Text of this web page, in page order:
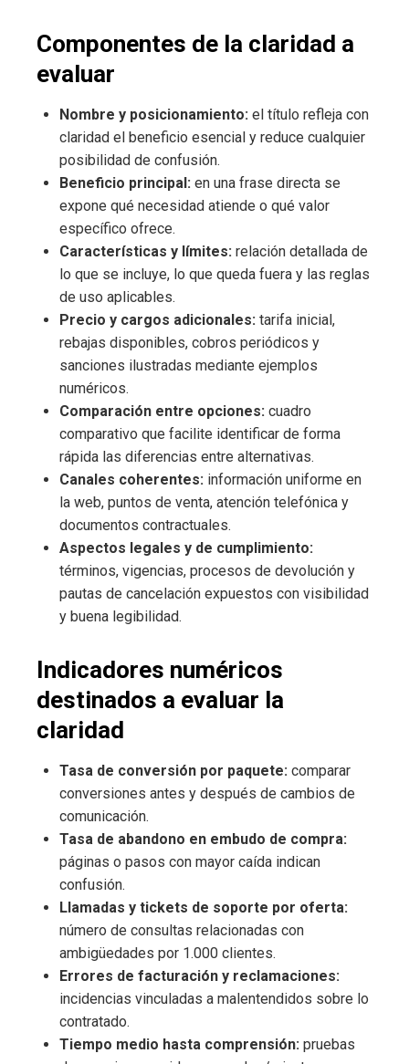
Componentes de la claridad a
evaluar
Nombre y posicionamiento: el título refleja con
claridad el beneficio esencial y reduce cualquier
posibilidad de confusión.
Beneficio principal: en una frase directa se
expone qué necesidad atiende o qué valor
específico ofrece.
Características y límites: relación detallada de
lo que se incluye, lo que queda fuera y las reglas
de uso aplicables.
Precio y cargos adicionales: tarifa inicial,
rebajas disponibles, cobros periódicos y
sanciones ilustradas mediante ejemplos
numéricos.
Comparación entre opciones: cuadro
comparativo que facilite identificar de forma
rápida las diferencias entre alternativas.
Canales coherentes: información uniforme en
la web, puntos de venta, atención telefónica y
documentos contractuales.
Aspectos legales y de cumplimiento:
términos, vigencias, procesos de devolución y
pautas de cancelación expuestos con visibilidad
y buena legibilidad.
Indicadores numéricos
destinados a evaluar la
claridad
Tasa de conversión por paquete: comparar
conversiones antes y después de cambios de
comunicación.
Tasa de abandono en embudo de compra:
páginas o pasos con mayor caída indican
confusión.
Llamadas y tickets de soporte por oferta:
número de consultas relacionadas con
ambigüedades por 1.000 clientes.
Errores de facturación y reclamaciones:
incidencias vinculadas a malentendidos sobre lo
contratado.
Tiempo medio hasta comprensión: pruebas